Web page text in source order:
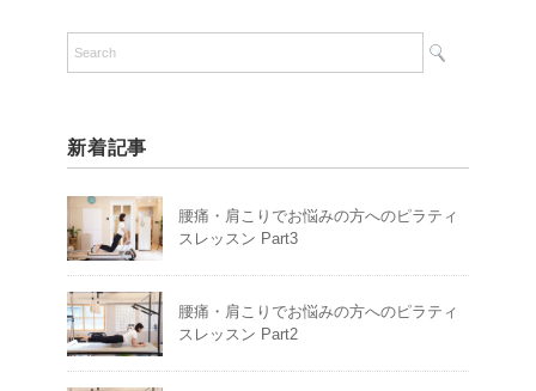
新着記事
腰痛・肩こりでお悩みの方へのピラティ
スレッスン Part3
腰痛・肩こりでお悩みの方へのピラティ
スレッスン Part2